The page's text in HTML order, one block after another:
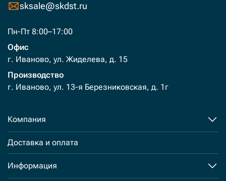
sksale@skdst.ru
Пн-Пт 8:00–17:00
Офис
г. Иваново, ул. Жиделева, д. 15
Производство
г. Иваново, ул. 13-я Березниковская, д. 1г
Компания
Доставка и оплата
Информация